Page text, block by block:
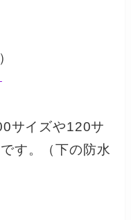
サイズや120サ
す。（下の防水